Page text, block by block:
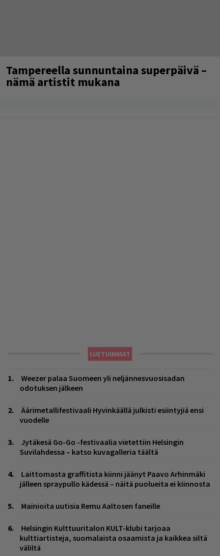
Tampereella sunnuntaina superpäivä –
nämä artistit mukana
LUETUIMMAT
Weezer palaa Suomeen yli neljännesvuosisadan
odotuksen jälkeen
Äärimetallifestivaali Hyvinkäällä julkisti esiintyjiä ensi
vuodelle
Jytäkesä Go-Go -festivaalia vietettiin Helsingin
Suvilahdessa – katso kuvagalleria täältä
Laittomasta graffitista kiinni jäänyt Paavo Arhinmäki
jälleen spraypullo kädessä – näitä puolueita ei kiinnosta
Mainioita uutisia Remu Aaltosen faneille
Helsingin Kulttuuritalon KULT-klubi tarjoaa
kulttiartisteja, suomalaista osaamista ja kaikkea siltä
väliltä